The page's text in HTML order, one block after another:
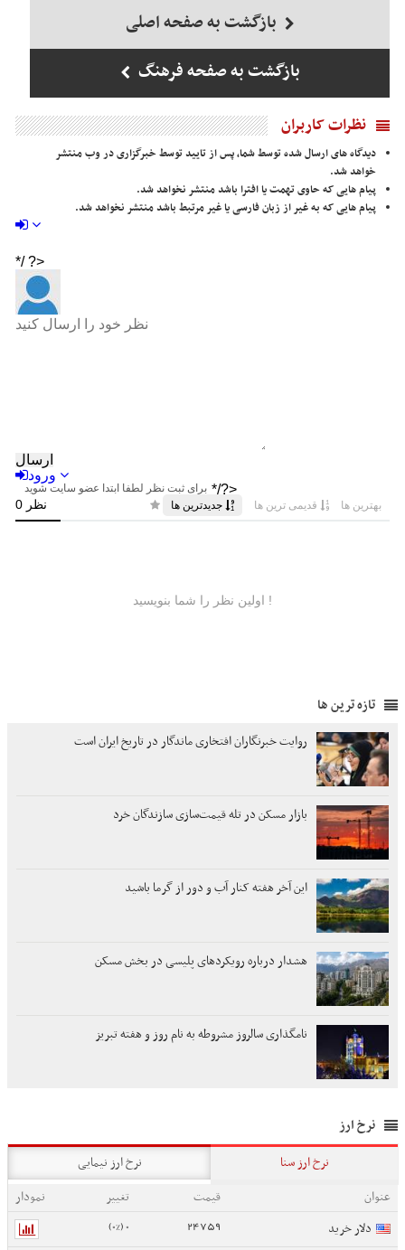
بازگشت به صفحه اصلی
بازگشت به صفحه فرهنگ
نظرات کاربران
دیدگاه های ارسال شده توسط شما، پس از تایید توسط خبرگزاری در وب منتشر
خواهد شد.
پیام هایی که حاوی تهمت یا افترا باشد منتشر نخواهد شد.
پیام هایی که به غیر از زبان فارسی یا غیر مرتبط باشد منتشر نخواهد شد.
تازه ترین ها
روایت خبرنگاران افتخاری ماندگار در تاریخ ایران است
بازار مسکن در تله قیمت‌سازی سازندگان خرد
این آخر هفته کنار آب و دور از گرما باشید
هشدار درباره رویکردهای پلیسی در بخش مسکن
نامگذاری سالروز مشروطه به نام روز و هفته تبریز
نرخ ارز
نرخ ارز سنا
نرخ ارز نیمایی
عنوان
قیمت تغییر
نمودار
دلار خرید
24759
0 (0%)